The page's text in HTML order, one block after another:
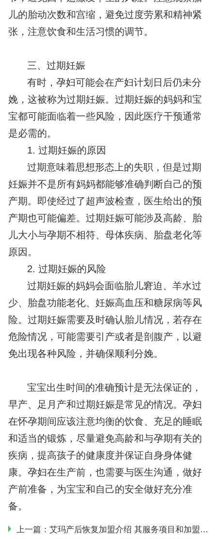
儿的胎动次数和宫缩，避免过度劳累和精神紧
张，注意饮食和生活习惯的调节。
三、过期妊娠
有时，孕妇可能会在产妇计划日后仍未分
娩，这被称为过期妊娠。过期妊娠的妈妈和宝
宝都可能面临着一些风险，因此医疗干预通常
是必需的。
1. 过期妊娠的原因
过期意味着思想形态上的失职，但是过期
妊娠并不是所有妈妈都能够准确判断自己的预
产期。即使经过了超声波检查，医生给出的预
产期也可能偏差。过期妊娠可能涉及高龄、胎
儿大小与孕期不相符、母体疾病、胎盘老化等
原因。
2. 过期妊娠的风险
过期妊娠的妈妈会面临胎儿窘迫、羊水过
少、胎盘功能老化、妊娠高血压和糖尿病等风
险。过期妊娠需要及时确认胎儿情况，若存在
危险情况，可能需要引产或者是剖腹产，以避
免出现各种风险，并确保顺利分娩。
宝宝出生时间的准确预计是无法保证的，
早产、足月产和过期妊娠是常见的情况。孕妇
在怀孕期间应该注意均衡的饮食、充足的睡眠
和适当的锻炼，尽量避免高龄和与孕期有关的
疾病，提高孩子的健康度并保证自身身体健
康。孕妇在生产前，也需要与医生沟通，做好
产前准备，为宝宝和自己的安全做好充分准
备。
上一篇： 艾玛产后恢复加盟介绍 其服务项目和加盟的优势